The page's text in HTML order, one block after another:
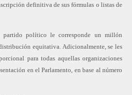
definitiva de sus fórmulas o listas de
partido político le corresponde un millón
equitativa. Adicionalmente, se les
para todas aquellas organizaciones
en el Parlamento, en base al número